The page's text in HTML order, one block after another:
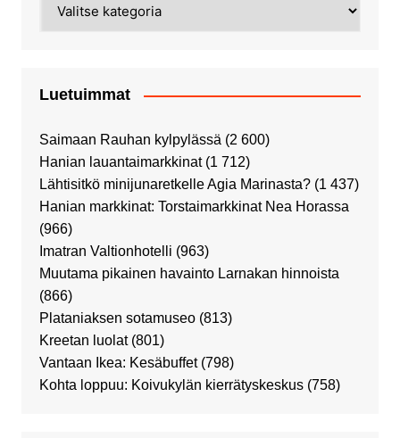
Luetuimmat
Saimaan Rauhan kylpylässä (2 600)
Hanian lauantaimarkkinat (1 712)
Lähtisitkö minijunaretkelle Agia Marinasta? (1 437)
Hanian markkinat: Torstaimarkkinat Nea Horassa
(966)
Imatran Valtionhotelli (963)
Muutama pikainen havainto Larnakan hinnoista
(866)
Plataniaksen sotamuseo (813)
Kreetan luolat (801)
Vantaan Ikea: Kesäbuffet (798)
Kohta loppuu: Koivukylän kierrätyskeskus (758)